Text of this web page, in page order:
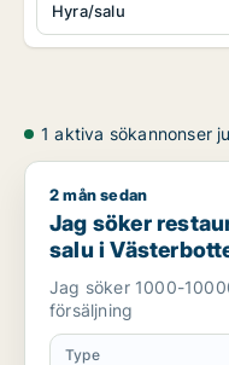
Hyra/salu
1 aktiva sökannonser
Jag söker
2 mån sedan
Jag söker
salu i
Jag söker 1000-
försäljning
Type